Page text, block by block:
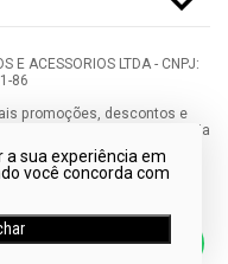
E ACESSORIOS LTDA - CNPJ:
86
promoções, descontos e
apenas para compras via
são de propriedade da
sem nossa autorização.
sua experiência em
você concorda com